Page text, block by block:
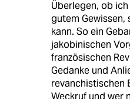
Überlegen, ob
gutem
kann. So ein
jakobinischen
französischen
Gedanke und
revanchistischen
Weckruf und wer